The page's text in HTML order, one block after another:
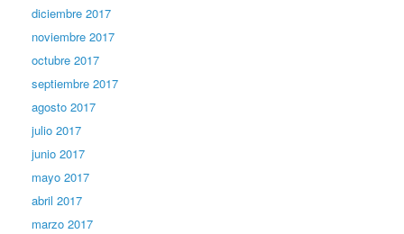
diciembre 2017
noviembre 2017
octubre 2017
septiembre 2017
agosto 2017
julio 2017
junio 2017
mayo 2017
abril 2017
marzo 2017